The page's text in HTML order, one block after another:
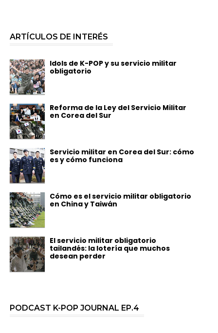
ARTÍCULOS DE INTERÉS
Idols de K-POP y su servicio militar
obligatorio
Reforma de la Ley del Servicio Militar
en Corea del Sur
Servicio militar en Corea del Sur: cómo
es y cómo funciona
Cómo es el servicio militar obligatorio
en China y Taiwán
El servicio militar obligatorio
tailandés: la lotería que muchos
desean perder
PODCAST K-POP JOURNAL EP.4